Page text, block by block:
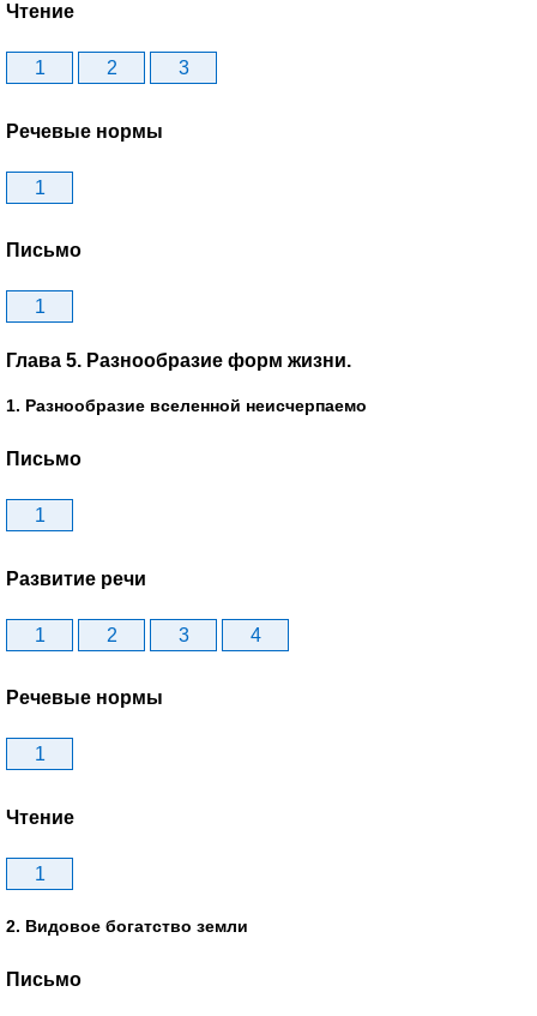
Чтение
1 2 3
Речевые нормы
1
Письмо
1
Глава 5. Разнообразие форм жизни.
1. Разнообразие вселенной неисчерпаемо
Письмо
1
Развитие речи
1 2 3 4
Речевые нормы
1
Чтение
1
2. Видовое богатство земли
Письмо